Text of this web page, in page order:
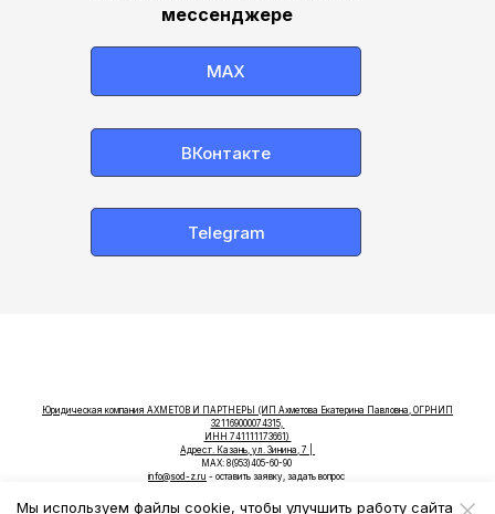
мессенджере
ВКонтакте
Telegram
МАХ
Юридическая компания АХМЕТОВ И ПАРТНЕРЫ (ИП Ахметова Екатерина Павловна, ОГРНИП
321169000074315,
ИНН 741111173661)
Адрес:г. Казань, ул. Зинина, 7 |
МАХ: 8(953)405-60-90
info@sod-z.ru - оставить заявку, задать вопрос
Мы используем файлы cookie, чтобы улучшить работу сайта